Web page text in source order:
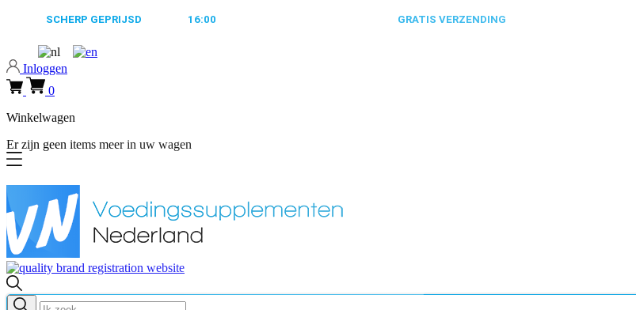
SCHERP GEPRIJSD 16:00 GRATIS VERZENDING
Inloggen
0
Winkelwagen
Er zijn geen items meer in uw wagen